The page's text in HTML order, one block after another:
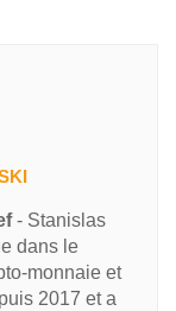
- Stanislas
dans le
monnaie et
2017 et a